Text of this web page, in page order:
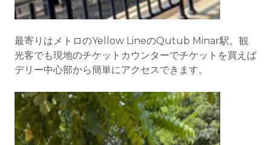
最寄りはメトロのYellow LineのQutub Minar駅。観
光客でも現地のチケットカウンターでチケットを買えば
デリー中心部から簡単にアクセスできます。